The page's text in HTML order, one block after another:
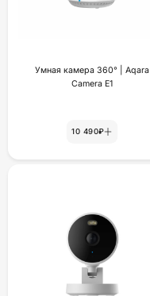
Умная камера 360° | Aqara
Camera E1
10 490₽